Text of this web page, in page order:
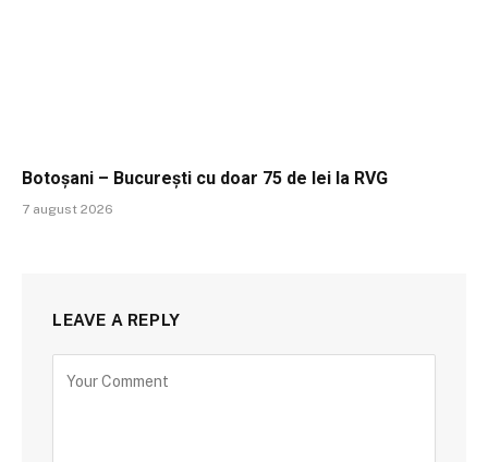
Botoșani – București cu doar 75 de lei la RVG
7 august 2026
LEAVE A REPLY